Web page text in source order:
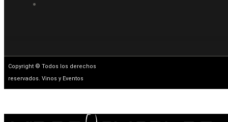
Copyright © Todos los derechos
reservados. Vinos y Eventos